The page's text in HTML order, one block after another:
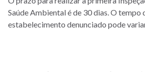
Saúde Ambiental é de 30 dias. O tempo
estabelecimento denunciado pode